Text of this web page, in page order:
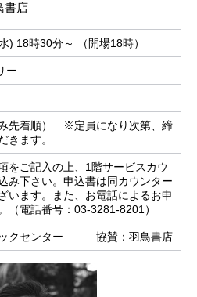
書店
) 18時30分～ （開場18時）
ー
先着順） ※定員になり次第、締
きます。
をご記入の上、1階サービスカウ
み下さい。申込書は同カウンター
います。また、お電話によるお申
（電話番号：03-3281-8201）
ックセンター 協賛：羽鳥書店